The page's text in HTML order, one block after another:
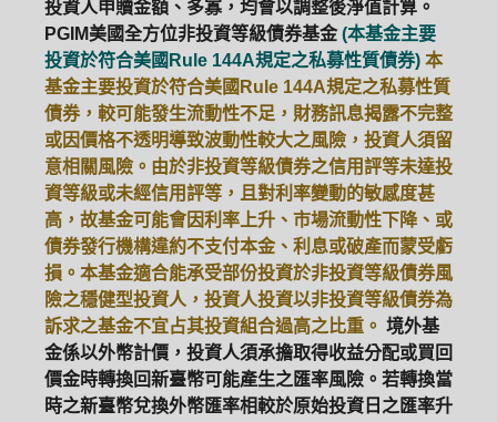
ETF 中國好時平衡 壽星優惠
醫療生化 中國品牌 0%手續費
基金申購 策略成長 拉丁美洲
大中華
投資人申贖金額、多寡，均會以調整後淨值計算。
PGIM美國全方位非投資等級債券基金 (本基金主要
投資於符合美國Rule 144A規定之私募性質債券) 本
基金主要投資於符合美國Rule 144A規定之私募性質
債券，較可能發生流動性不足，財務訊息揭露不完整
或因價格不透明導致波動性較大之風險，投資人須留
意相關風險。由於非投資等級債券之信用評等未達投
資等級或未經信用評等，且對利率變動的敏感度甚
高，故基金可能會因利率上升、市場流動性下降、或
債券發行機構違約不支付本金、利息或破產而蒙受虧
損。本基金適合能承受部份投資於非投資等級債券風
險之穩健型投資人，投資人投資以非投資等級債券為
訴求之基金不宜占其投資組合過高之比重。 境外基
金係以外幣計價，投資人須承擔取得收益分配或買回
價金時轉換回新臺幣可能產生之匯率風險。若轉換當
時之新臺幣兌換外幣匯率相較於原始投資日之匯率升